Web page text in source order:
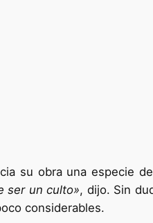
su obra una especie
ser un culto», dijo. Sin
considerables.